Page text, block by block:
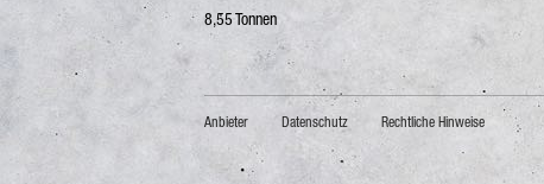
8,55 Tonnen
Anbieter Datenschutz Rechtliche Hinweise